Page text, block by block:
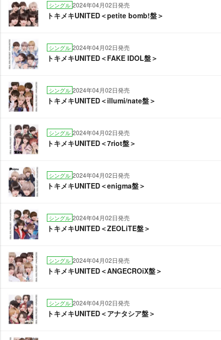
シングル 2024年04月02日発売
トキメキUNITED＜petite bomb!盤＞
シングル 2024年04月02日発売
トキメキUNITED＜FAKE IDOL盤＞
シングル 2024年04月02日発売
トキメキUNITED＜illumi/nate盤＞
シングル 2024年04月02日発売
トキメキUNITED＜7riot盤＞
シングル 2024年04月02日発売
トキメキUNITED＜enigma盤＞
シングル 2024年04月02日発売
トキメキUNITED＜ZEOLiTE盤＞
シングル 2024年04月02日発売
トキメキUNITED＜ANGECROiX盤＞
シングル 2024年04月02日発売
トキメキUNITED＜アナタシア盤＞